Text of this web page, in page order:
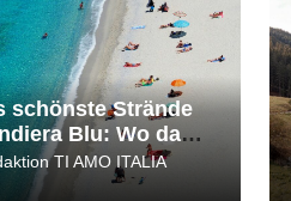
schönste Strände
Blu: Wo das
am saubersten
TI AMO ITALIA